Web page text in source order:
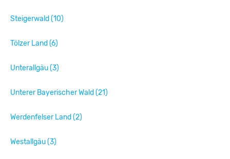
Steigerwald (10)
Tölzer Land (6)
Unterallgäu (3)
Unterer Bayerischer Wald (21)
Werdenfelser Land (2)
Westallgäu (3)